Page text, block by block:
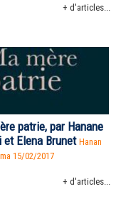
+ d'articles...
patrie, par Hanane
et Elena Brunet Hanan
15/02/2017
+ d'articles...